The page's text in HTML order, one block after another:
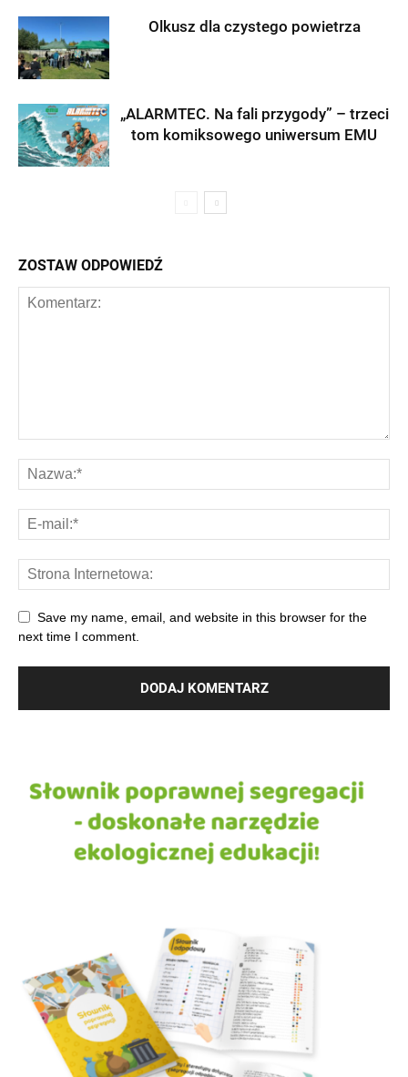
Olkusz dla czystego powietrza
„ALARMTEC. Na fali przygody” – trzeci
tom komiksowego uniwersum EMU
ZOSTAW ODPOWIEDŹ
Save my name, email, and website in this browser for the
next time I comment.